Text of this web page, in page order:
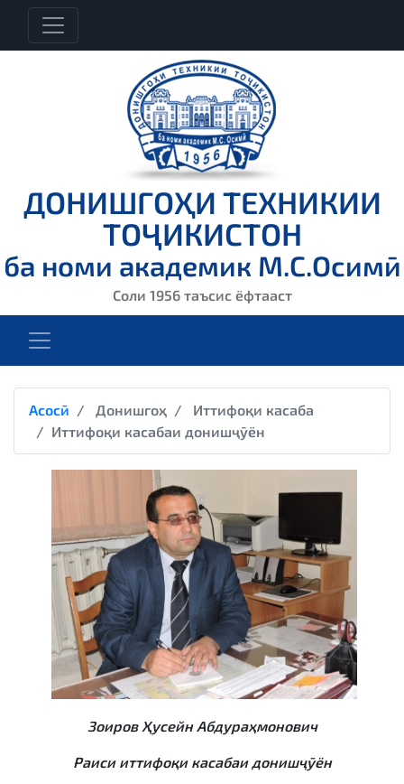
ДОНИШГОҲИ ТЕХНИКИИ
ТОҶИКИСТОН
ба номи академик М.С.Осимӣ
Соли 1956 таъсис ёфтааст
Асосӣ Донишгоҳ
Иттифоқи касаба
Иттифоқи касабаи донишҷӯён
Зоиров Ҳусейн Абдураҳмонович
Раиси иттифоқи касабаи донишҷӯён